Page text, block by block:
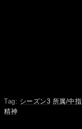
Tag: シーズン3 所属/中指
精神